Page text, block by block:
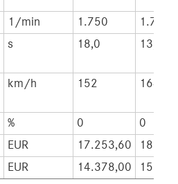
1/min 1.750
1.750
s 18,0 13,8
km/h 152 164
% 0
0
EUR 17.253,60
EUR 14.378,00